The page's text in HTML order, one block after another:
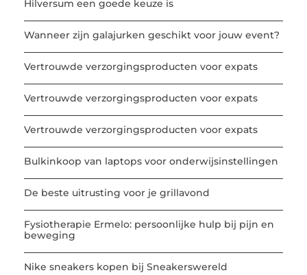
Hilversum een goede keuze is
Wanneer zijn galajurken geschikt voor jouw event?
Vertrouwde verzorgingsproducten voor expats
Vertrouwde verzorgingsproducten voor expats
Vertrouwde verzorgingsproducten voor expats
Bulkinkoop van laptops voor onderwijsinstellingen
De beste uitrusting voor je grillavond
Fysiotherapie Ermelo: persoonlijke hulp bij pijn en
beweging
Nike sneakers kopen bij Sneakerswereld